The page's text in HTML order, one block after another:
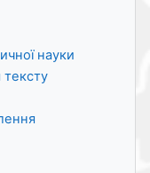
науки
тексту